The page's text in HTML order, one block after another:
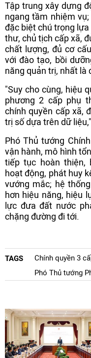
Tập trung xây dựng
ngang tầm nhiệm
đặc biệt chú trọng
thư, chủ tịch cấp xã,
chất lượng, đủ cơ
với đào tạo, bồi
năng quản trị, nhất là
"Suy cho cùng, hiệu
phương 2 cấp phụ
chính quyền cấp xã,
trị số dựa trên dữ
Phó Thủ tướng
vận hành, mô hình
tiếp tục hoàn thiện,
hoạt động, phát huy
vướng mắc; hệ
hơn hiệu năng, hiệu
lực đưa đất nước
chặng đường đi tới.
TAGS
Chính quyền 3
Phó Thủ tướng